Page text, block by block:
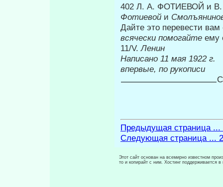
402 Л. А. ФОТИЕВОЙ и
Фотиевой и
Дайте это перевести
всячески помогайте ему
11/V.Ленин
Написано
впервые, по рукописи
Предыдущая страница ...
Следующая страница ... 2
Этот сайт основан на всемирно известном
то и копирайт с ним. Хостинг поддерживается